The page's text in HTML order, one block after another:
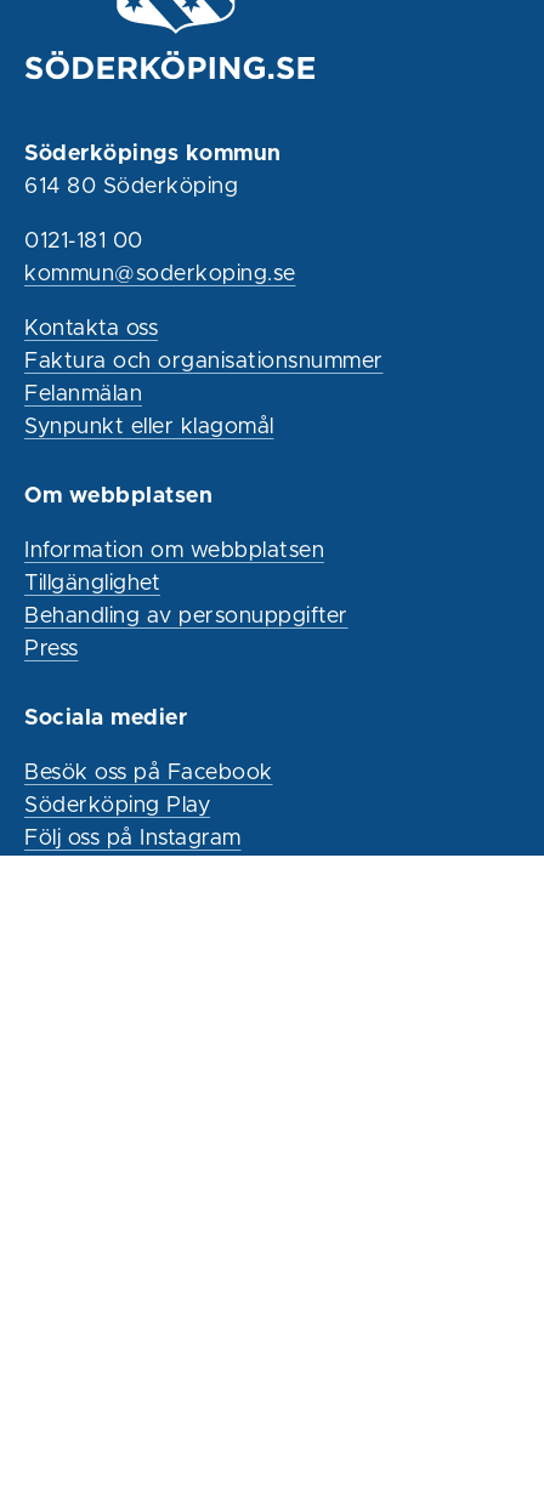
Söderköpings kommun
614 80 Söderköping
0121-181 00
kommun@soderkoping.se
Kontakta oss
Faktura och organisationsnummer
Felanmälan
Synpunkt eller klagomål
Om webbplatsen
Information om webbplatsen
Tillgänglighet
Behandling av personuppgifter
Press
Sociala medier
Besök oss på Facebook
Söderköping Play
Följ oss på Instagram